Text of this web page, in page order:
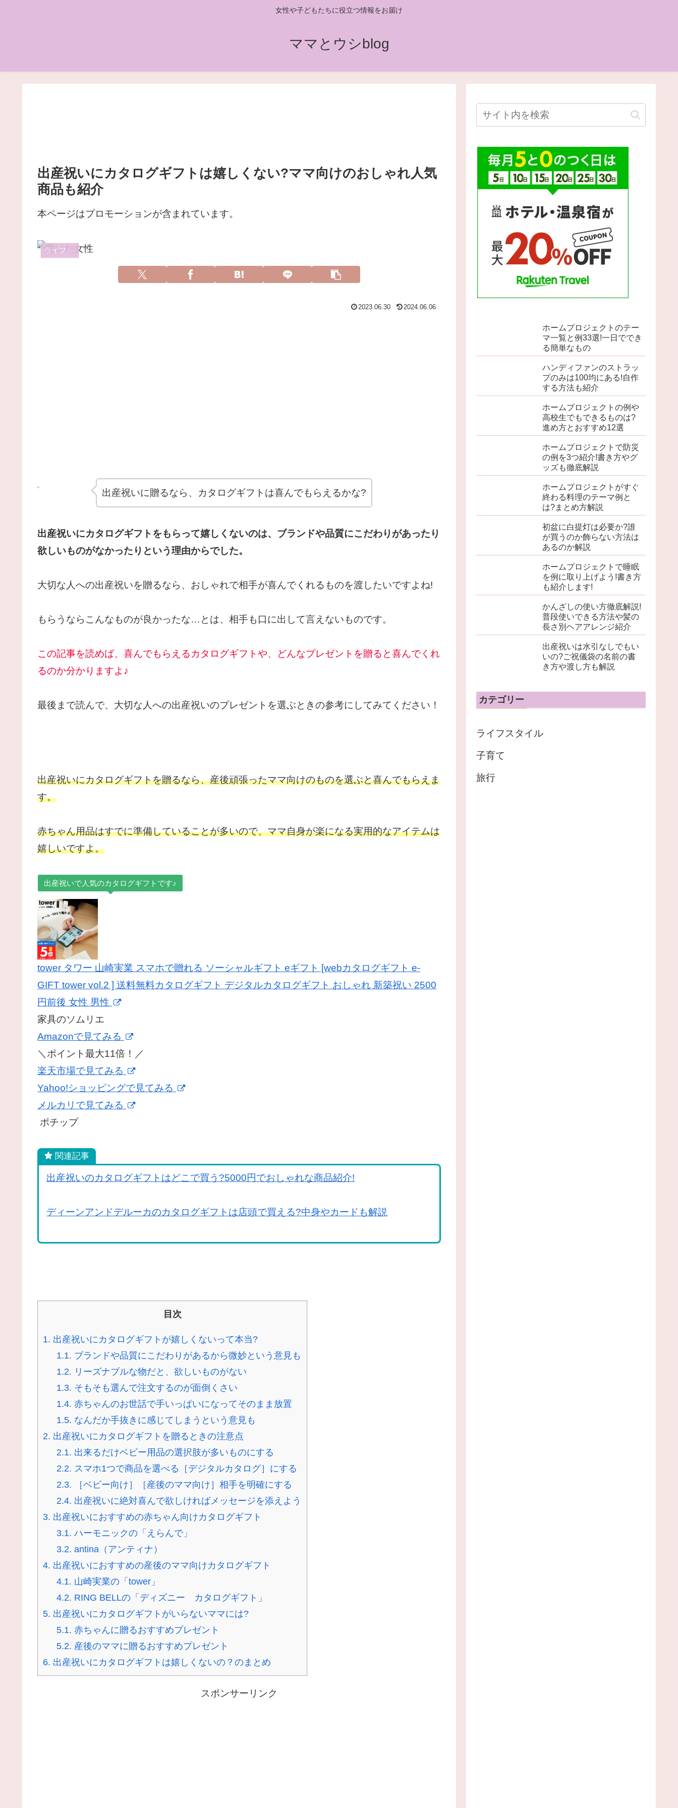
女性や子どもたちに役立つ情報をお届け
ママとウシblog
出産祝いにカタログギフトは嬉しくない?ママ向けのおしゃれ人気
商品も紹介
本ページはプロモーションが含まれています。
2023.06.30 2024.06.06
出産祝いに贈るなら、カタログギフトは喜んでもらえるかな?
出産祝いにカタログギフトをもらって嬉しくないのは、ブランドや品質にこだわりがあったり
欲しいものがなかったりという理由からでした。
大切な人への出産祝いを贈るなら、おしゃれで相手が喜んでくれるものを渡したいですよね!
もらうならこんなものが良かったな…とは、相手も口に出して言えないものです。
この記事を読めば、喜んでもらえるカタログギフトや、どんなプレゼントを贈ると喜んでくれ
るのか分かりますよ ♪
最後まで読んで、大切な人への出産祝いのプレゼントを選ぶときの参考にしてみてください！
出産祝いにカタログギフトを贈るなら、産後頑張ったママ向けのものを選ぶと喜んでもらえま
す。
赤ちゃん用品はすでに準備していることが多いので、ママ自身が楽になる実用的なアイテムは
嬉しいですよ。
出産祝いで人気のカタログギフトです♪
tower タワー 山崎実業 スマホで贈れる ソーシャルギフト eギフト [webカタログギフト e-
GIFT tower vol.2 ] 送料無料カタログギフト デジタルカタログギフト おしゃれ 新築祝い 2500
円前後 女性 男性
家具のソムリエ
Amazonで見てみる
＼ポイント最大11倍！／
楽天市場で見てみる
Yahoo!ショッピングで見てみる
メルカリで見てみる
ポチップ
関連記事
出産祝いのカタログギフトはどこで買う?5000円でおしゃれな商品紹介!
ディーンアンドデルーカのカタログギフトは店頭で買える?中身やカードも解説
目次
1. 出産祝いにカタログギフトが嬉しくないって本当?
1.1. ブランドや品質にこだわりがあるから微妙という意見も
1.2. リーズナブルな物だと、欲しいものがない
1.3. そもそも選んで注文するのが面倒くさい
1.4. 赤ちゃんのお世話で手いっぱいになってそのまま放置
1.5. なんだか手抜きに感じてしまうという意見も
2. 出産祝いにカタログギフトを贈るときの注意点
2.1. 出来るだけベビー用品の選択肢が多いものにする
2.2. スマホ1つで商品を選べる［デジタルカタログ］にする
2.3. ［ベビー向け］［産後のママ向け］相手を明確にする
2.4. 出産祝いに絶対喜んで欲しければメッセージを添えよう
3. 出産祝いにおすすめの赤ちゃん向けカタログギフト
3.1. ハーモニックの「えらんで」
3.2. antina（アンティナ）
4. 出産祝いにおすすめの産後のママ向けカタログギフト
4.1. 山崎実業の「tower」
4.2. RING BELLの「ディズニー カタログギフト」
5. 出産祝いにカタログギフトがいらないママには?
5.1. 赤ちゃんに贈るおすすめプレゼント
5.2. 産後のママに贈るおすすめプレゼント
6. 出産祝いにカタログギフトは嬉しくないの？のまとめ
スポンサーリンク
ホームプロジェクトのテー
マ一覧と例33選!一日ででき
る簡単なもの
ハンディファンのストラッ
プのみは100均にある!自作
する方法も紹介
ホームプロジェクトの例や
高校生でもできるものは?
進め方とおすすめ12選
ホームプロジェクトで防災
の例を3つ紹介!書き方やグ
ッズも徹底解説
ホームプロジェクトがすぐ
終わる料理のテーマ例と
は?まとめ方解説
初盆に白提灯は必要か?誰
が買うのか飾らない方法は
あるのか解説
ホームプロジェクトで睡眠
を例に取り上げよう!書き方
も紹介します!
かんざしの使い方徹底解説!
普段使いできる方法や髪の
長さ別ヘアアレンジ紹介
出産祝いは水引なしでもい
いの?ご祝儀袋の名前の書
き方や渡し方も解説
カテゴリー
ライフスタイル
子育て
旅行